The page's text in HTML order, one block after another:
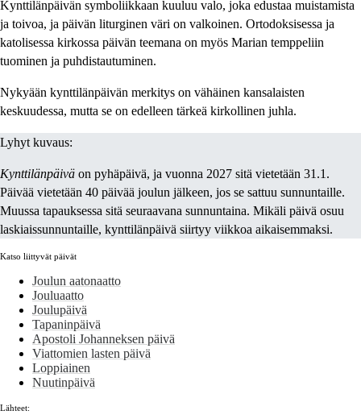
Kynttilänpäivän symboliikkaan kuuluu valo, joka edustaa muistamista
ja toivoa, ja päivän liturginen väri on valkoinen. Ortodoksisessa ja
katolisessa kirkossa päivän teemana on myös Marian temppeliin
tuominen ja puhdistautuminen.
Nykyään kynttilänpäivän merkitys on vähäinen kansalaisten
keskuudessa, mutta se on edelleen tärkeä kirkollinen juhla.
Lyhyt kuvaus:
Kynttilänpäivä on pyhäpäivä, ja vuonna 2027 sitä vietetään 31.1.
Päivää vietetään 40 päivää joulun jälkeen, jos se sattuu sunnuntaille.
Muussa tapauksessa sitä seuraavana sunnuntaina. Mikäli päivä osuu
laskiaissunnuntaille, kynttilänpäivä siirtyy viikkoa aikaisemmaksi.
Katso liittyvät päivät
Joulun aatonaatto
Jouluaatto
Joulupäivä
Tapaninpäivä
Apostoli Johanneksen päivä
Viattomien lasten päivä
Loppiainen
Nuutinpäivä
Lähteet: